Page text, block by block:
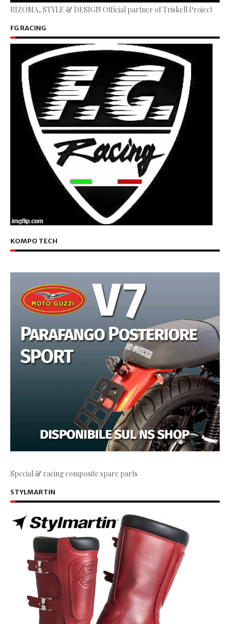
RIZOMA, STYLE & DESIGN Official partner of Triskell Project
FG RACING
KOMPO TECH
Special & racing composite spare parts
STYLMARTIN